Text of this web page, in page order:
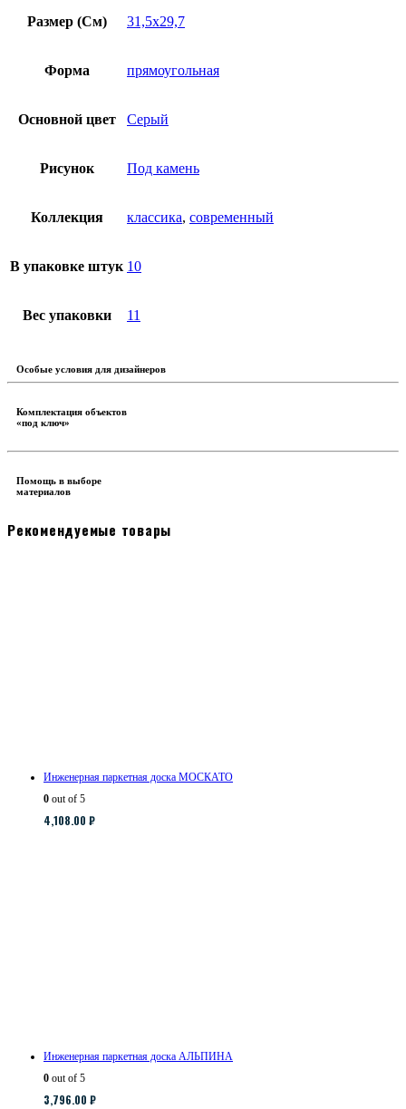
Размер (См) 31,5х29,7
Форма прямоугольная
Основной цвет Серый
Рисунок Под камень
Коллекция классика, современный
В упаковке штук 10
Вес упаковки 11
Особые условия для дизайнеров
Комплектация объектов
«под ключ»
Помощь в выборе
материалов
Рекомендуемые товары
Инженерная паркетная доска МОСКАТО
0 out of 5
4,108.00 ₽
Инженерная паркетная доска АЛЬПИНА
0 out of 5
3,796.00 ₽